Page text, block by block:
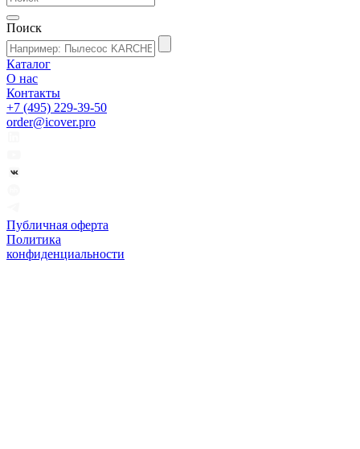
Поиск
Каталог
О нас
Контакты
+7 (495) 229-39-50
order@icover.pro
Публичная оферта
Политика
конфиденциальности